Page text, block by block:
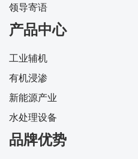
领导寄语
产品中心
工业辅机
有机浸渗
新能源产业
水处理设备
品牌优势